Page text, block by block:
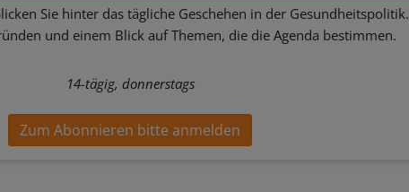
Sie hinter das tägliche Geschehen in der Gesundheitspolitik.
und einem Blick auf Themen, die die Agenda bestimmen.
14-tägig, donnerstags
Zum Abonnieren bitte anmelden